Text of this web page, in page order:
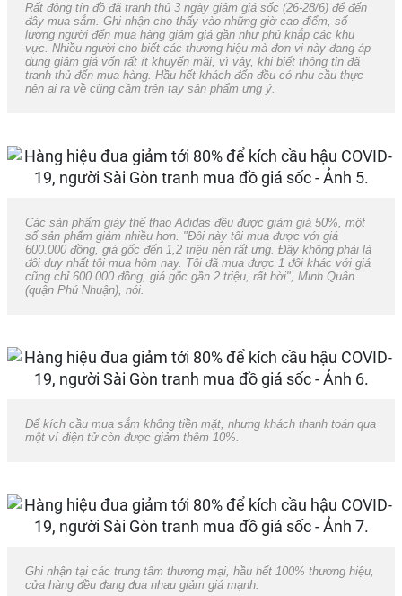
Rất đông tín đồ đã tranh thủ 3 ngày giảm giá sốc (26-28/6) để đến
đây mua sắm. Ghi nhận cho thấy vào những giờ cao điểm, số
lượng người đến mua hàng giảm giá gần như phủ khắp các khu
vực. Nhiều người cho biết các thương hiệu mà đơn vị này đang áp
dụng giảm giá vốn rất ít khuyến mãi, vì vậy, khi biết thông tin đã
tranh thủ đến mua hàng. Hầu hết khách đến đều có nhu cầu thực
nên ai ra về cũng cầm trên tay sản phẩm ưng ý.
Các sản phẩm giày thể thao Adidas đều được giảm giá 50%, một
số sản phẩm giảm nhiều hơn. "Đôi này tôi mua được với giá
600.000 đồng, giá gốc đến 1,2 triệu nên rất ưng. Đây không phải là
đôi duy nhất tôi mua hôm nay. Tôi đã mua được 1 đôi khác với giá
cũng chỉ 600.000 đồng, giá gốc gần 2 triệu, rất hời", Minh Quân
(quận Phú Nhuận), nói.
Để kích cầu mua sắm không tiền mặt, nhưng khách thanh toán qua
một ví điện tử còn được giảm thêm 10%.
Ghi nhận tại các trung tâm thương mại, hầu hết 100% thương hiệu,
cửa hàng đều đang đua nhau giảm giá mạnh.